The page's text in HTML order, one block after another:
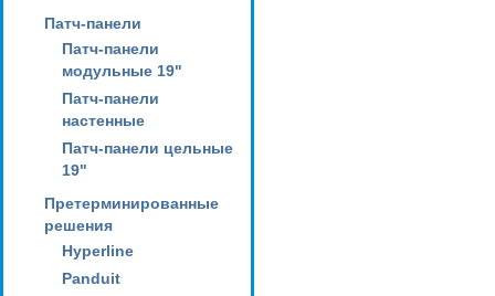
Патч-панели
Патч-панели
модульные 19"
Патч-панели
настенные
Патч-панели цельные
19"
Претерминированные
решения
Hyperline
Panduit